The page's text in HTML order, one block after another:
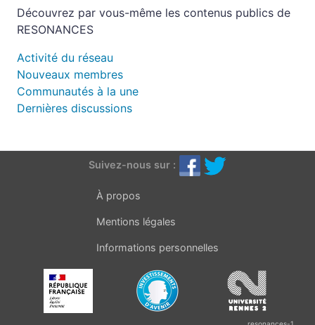
Découvrez par vous-même les contenus publics de
RESONANCES
Activité du réseau
Nouveaux membres
Communautés à la une
Dernières discussions
Suivez-nous sur :
À propos
Mentions légales
Informations personnelles